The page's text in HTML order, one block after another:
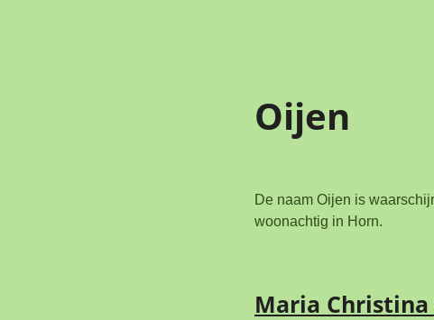
Oijen
De naam Oijen is
woonachtig in Horn.
Maria Christina